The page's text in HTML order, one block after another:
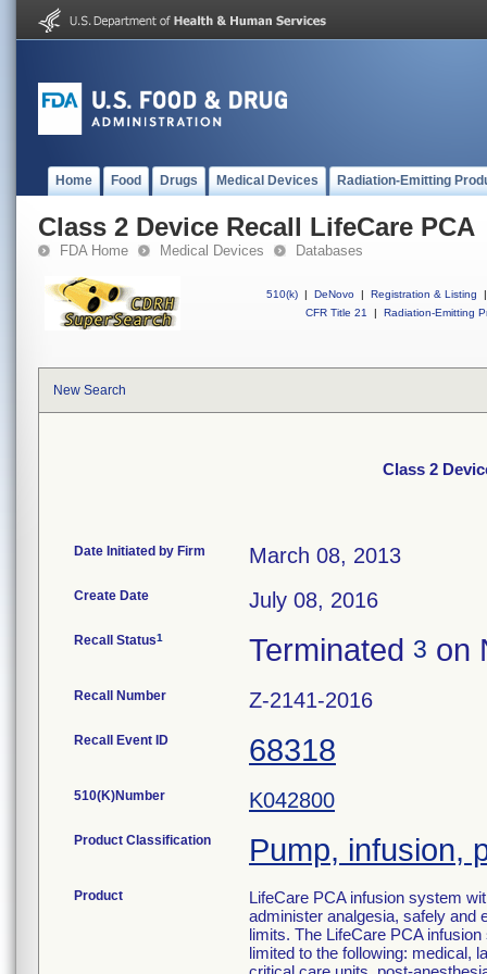
Home Food Drugs Medical Devices Radiation-Emitting
Class 2 Device Recall LifeCare PCA
FDA Home Medical Devices Databases
510(k) | DeNovo | Registration & Listing
|
CFR Title 21
| Radiation-Emitting
New Search
Class 2
Date Initiated by Firm March 08, 2013
Create Date July 08, 2016
Recall Status1 Terminated 3 on
Recall Number Z-2141-2016
Recall Event ID 68318
510(K)Number K042800
Product Classification Pump, infusion,
Product
LifeCare PCA infusion system
administer analgesia, safely and
limits. The LifeCare PCA
limited to the following: medical,